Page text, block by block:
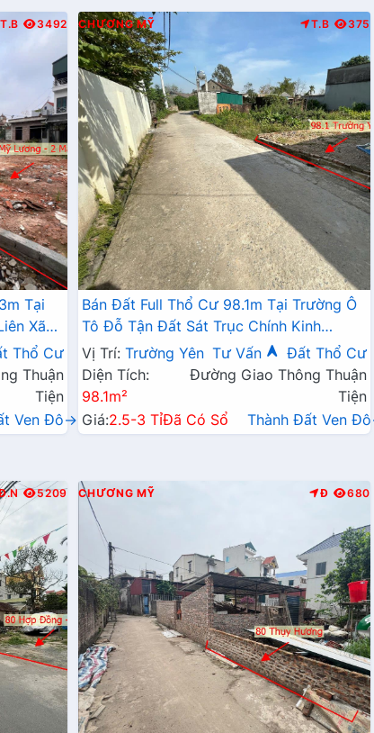
T.B 3492
Tại
Xã
Thổ Cư
Thuận
Tiện
Ven Đô→
CHƯƠNG MỸ T.B 375
Bán Đất Full Thổ Cư 98.1m Tại Trường Ô
Tô Đỗ Tận Đất Sát Trục Chính Kinh
Doanh Giá Chỉ Hơn 2 Tỷ
Vị Trí: Trường Yên Tư Vấn
Đất Thổ Cư
Diện Tích:
98.1m²
Đường Giao Thông Thuận
Tiện
Giá:2.5-3 TỉĐã Có Sổ Thành Đất Ven
5209 CHƯƠNG MỸ Đ 680